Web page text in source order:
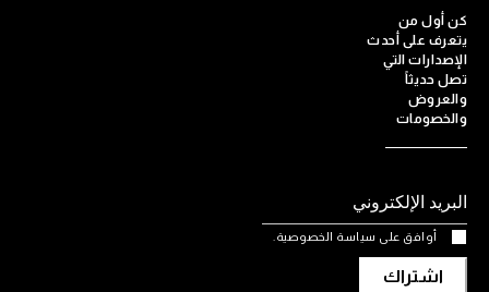
كن أول من
يتعرف على أحدث
الإصدارات التي
تصل حديثاً
والعروض
والخصومات
أوافق على سياسة الخصوصية.
اشتراك